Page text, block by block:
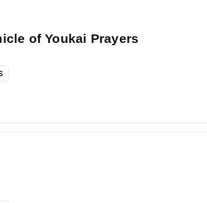
of Youkai Prayers